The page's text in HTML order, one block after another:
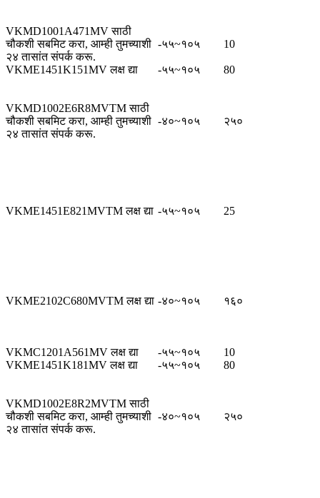
VKMD1001A471MV साठी
चौकशी सबमिट करा, आम्ही तुमच्याशी
२४ तासांत संपर्क करू.
-५५~१०५ 10
VKME1451K151MV लक्ष द्या -५५~१०५ 80
VKMD1002E6R8MVTM साठी
चौकशी सबमिट करा, आम्ही तुमच्याशी
२४ तासांत संपर्क करू.
-४०~१०५ २५०
VKME1451E821MVTM लक्ष द्या -५५~१०५ 25
VKME2102C680MVTM लक्ष द्या -४०~१०५ १६०
VKMC1201A561MV लक्ष द्या -५५~१०५
10
VKME1451K181MV लक्ष द्या
-५५~१०५ 80
VKMD1002E8R2MVTM साठी
चौकशी सबमिट करा, आम्ही तुमच्याशी
२४ तासांत संपर्क करू.
-४०~१०५ २५०